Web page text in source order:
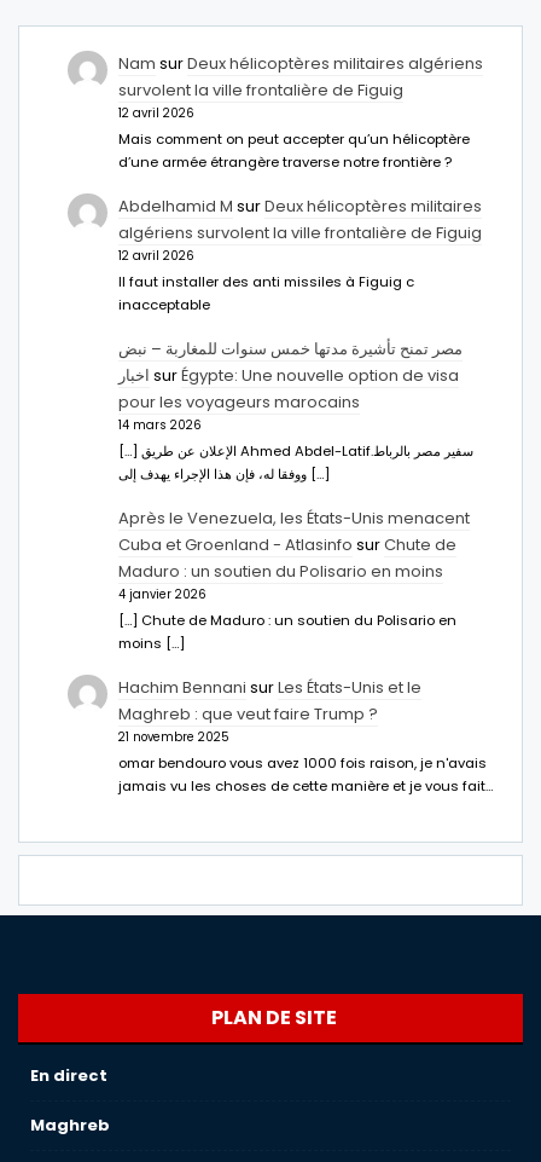
Nam surDeux hélicoptères militaires algériens
survolent la ville frontalière de Figuig
12 avril 2026
Mais comment on peut accepter qu’un hélicoptère
d’une armée étrangère traverse notre frontière ?
Abdelhamid M surDeux hélicoptères militaires
algériens survolent la ville frontalière de Figuig
12 avril 2026
Il faut installer des anti missiles à Figuig c
inacceptable
مصر تمنح تأشيرة مدتها خمس سنوات للمغاربة – نبض
اخبار surÉgypte: Une nouvelle option de visa
pour les voyageurs marocains
14 mars 2026
[…] الإعلان عن طريق Ahmed Abdel-Latifسفير مصر بالرباط.
ووفقا له، فإن هذا الإجراء يهدف إلى […]
Après le Venezuela, les États-Unis menacent
Cuba et Groenland - Atlasinfo surChute de
Maduro : un soutien du Polisario en moins
4 janvier 2026
[…] Chute de Maduro : un soutien du Polisario en
moins […]
Hachim Bennani surLes États-Unis et le
Maghreb : que veut faire Trump ?
21 novembre 2025
omar bendouro vous avez 1000 fois raison, je n'avais
jamais vu les choses de cette manière et je vous fait…
PLAN DE SITE
En direct
Maghreb